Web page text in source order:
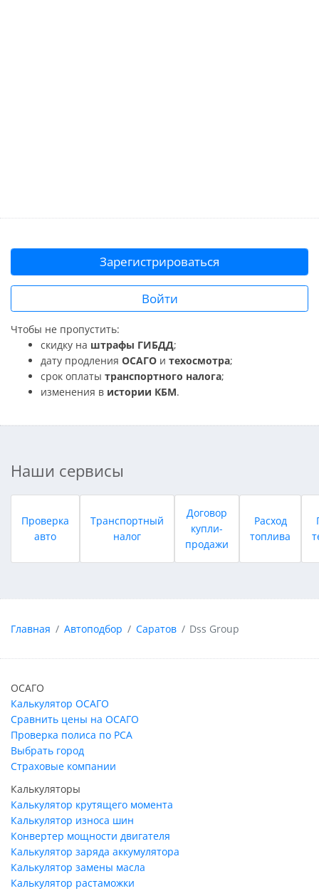
Зарегистрироваться
Войти
Чтобы не пропустить:
скидку на штрафы ГИБДД;
дату продления ОСАГО и техосмотра;
срок оплаты транспортного налога;
изменения в истории КБМ.
Наши сервисы
Проверка
авто
Транспортный
налог
Договор
купли-
продажи
Расход
топлива
Главная Автоподбор Саратов Dss Group
ОСАГО
Калькулятор ОСАГО
Сравнить цены на ОСАГО
Проверка полиса по РСА
Выбрать город
Страховые компании
Калькуляторы
Калькулятор крутящего момента
Калькулятор износа шин
Конвертер мощности двигателя
Калькулятор заряда аккумулятора
Калькулятор замены масла
Калькулятор растаможки